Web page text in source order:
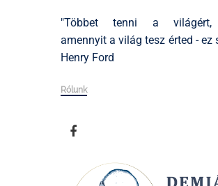
"Többet tenni a
amennyit a világ tesz érted - ez
Henry Ford
Rólunk